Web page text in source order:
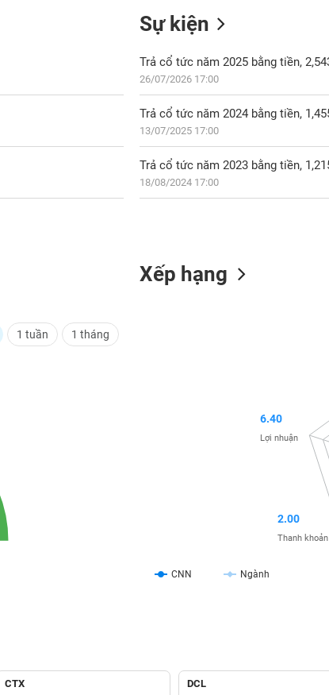
Sự kiện
Trả cổ tức năm 2025 bằng tiền,
26/07/2026 17:00
Trả cổ tức năm 2024 bằng tiền,
13/07/2025 17:00
Trả cổ tức năm 2023 bằng tiền,
18/08/2024 17:00
1 tuần 1 tháng
Xếp hạng
CNN Ngành
2.00
Thanh khoản
6.40
Lợi nhuận
CTX
DCL